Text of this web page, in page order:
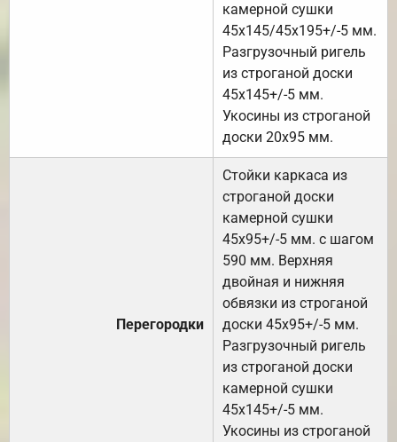
камерной сушки
45х145/45х195+/-5 мм.
Разгрузочный ригель
из строганой доски
45х145+/-5 мм.
Укосины из строганой
доски 20х95 мм.
Перегородки
Стойки каркаса из
строганой доски
камерной сушки
45х95+/-5 мм. с шагом
590 мм. Верхняя
двойная и нижняя
обвязки из строганой
доски 45х95+/-5 мм.
Разгрузочный ригель
из строганой доски
камерной сушки
45х145+/-5 мм.
Укосины из строганой